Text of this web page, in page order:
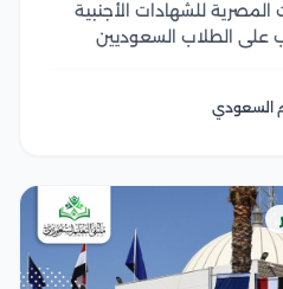
للشهادات الأجنبية
على الطلاب السعوديين
وتحقيق متطلباتالسعودي